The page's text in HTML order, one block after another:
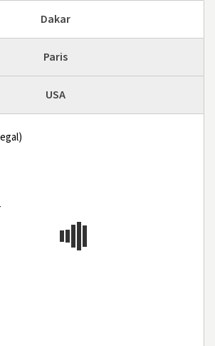
Dakar
Paris
USA